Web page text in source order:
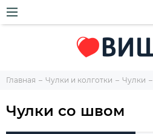
Главная Чулки и колготки Чулки
Чулки со швом